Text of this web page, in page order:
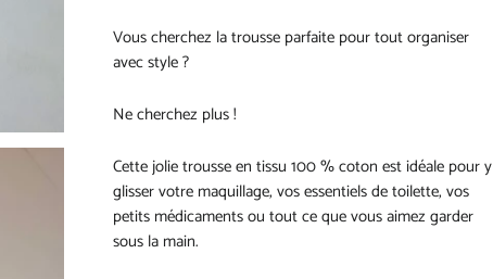
Vous cherchez la trousse parfaite pour tout organiser
avec style ?
Ne cherchez plus !
Cette jolie trousse en tissu 100 % coton est idéale pour y
glisser votre maquillage, vos essentiels de toilette, vos
petits médicaments ou tout ce que vous aimez garder
sous la main.